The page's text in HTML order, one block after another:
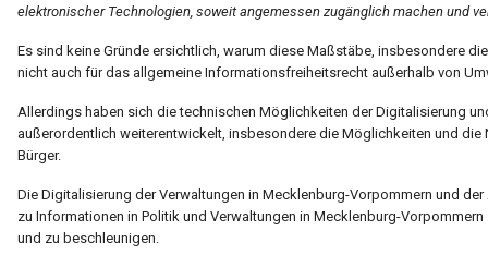
elektronischer Technologien, soweit angemessen zugänglich machen und
Es sind keine Gründe ersichtlich, warum diese Maßstäbe, insbesondere
nicht auch für das allgemeine Informationsfreiheitsrecht außerhalb von
Allerdings haben sich die technischen Möglichkeiten der Digitalisierung
außerordentlich weiterentwickelt, insbesondere die Möglichkeiten und
Bürger.
Die Digitalisierung der Verwaltungen in Mecklenburg-Vorpommern und
zu Informationen in Politik und Verwaltungen in Mecklenburg-
und zu beschleunigen.